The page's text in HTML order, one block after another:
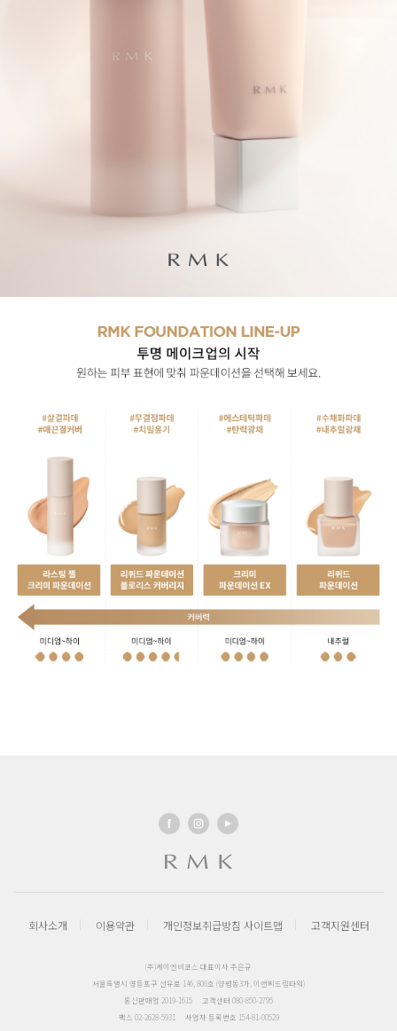
회사소개 이용약관 개인정보취급방침 사이트맵 고객지원센터
(주)케이엔비코스 대표이사 주은규
서울특별시 영등포구 선유로 146, 806호 (양평동3가, 이앤씨드림타워)
통신판매업 2019-1615
고객센터 080-850-2795
팩스 02-2628-5931
사업자 등록번호 154-81-00529